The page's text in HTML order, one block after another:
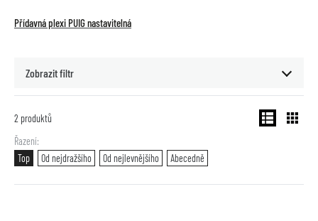
Přídavná plexi PUIG nastavitelná
Zobrazit filtr
2 produktů
Řazení
Top
Od nejdražšího Od nejlevnějšího Abecedně